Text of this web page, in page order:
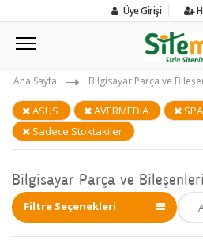
Üye Girişi
Ana Sayfa Bilgisayar Parça ve
ASUS AVERMEDIA
Sadece Stoktakiler
Bilgisayar Parça ve Bileşenleri
Filtre Seçenekleri